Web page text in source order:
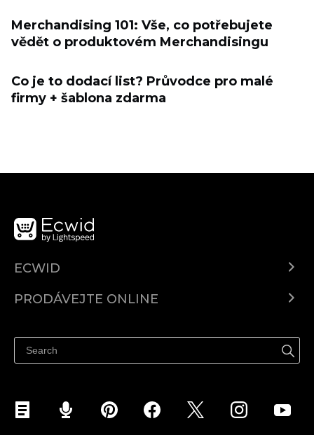
Merchandising 101: Vše, co potřebujete
vědět o produktovém Merchandisingu
Co je to dodací list? Průvodce pro malé
firmy + šablona zdarma
ECWID
Ceny
PRODÁVEJTE ONLINE
Prodávejte na Facebooku
Prodávejte na Instagramu